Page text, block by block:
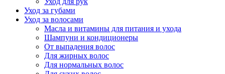
Уход за губами
Уход за волосами
Масла и витамины для питания и ухода
Шампуни и кондиционеры
От выпадения волос
Для жирных волос
Для нормальных волос